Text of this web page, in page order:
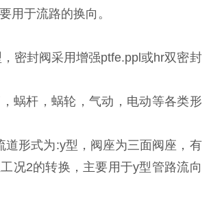
用于流路的换向。
，密封阀采用增强ptfe.ppl或hr双密封
蜗杆，蜗轮，气动，电动等各类形
道形式为:y型，阀座为三面阀座，有
况2的转换，主要用于y型管路流向